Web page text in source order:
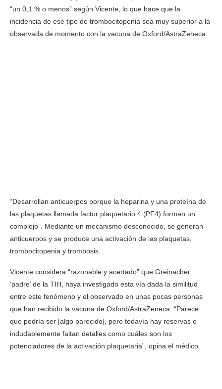
“un 0,1 % o menos” según Vicente, lo que hace que la
incidencia de ese tipo de trombocitopenia sea muy superior a la
observada de momento con la vacuna de Oxford/AstraZeneca.
“Desarrollan anticuerpos porque la heparina y una proteína de
las plaquetas llamada factor plaquetario 4 (PF4) forman un
complejo”. Mediante un mecanismo desconocido, se generan
anticuerpos y se produce una activación de las plaquetas,
trombocitopenia y trombosis.
Vicente considera “razonable y acertado” que Greinacher,
‘padre’ de la TIH, haya investigado esta vía dada la similitud
entre este fenómeno y el observado en unas pocas personas
que han recibido la vacuna de Oxford/AstraZeneca. “Parece
que podría ser [algo parecido], pero todavía hay reservas e
indudablemente faltan detalles como cuáles son los
potenciadores de la activación plaquetaria”, opina el médico.